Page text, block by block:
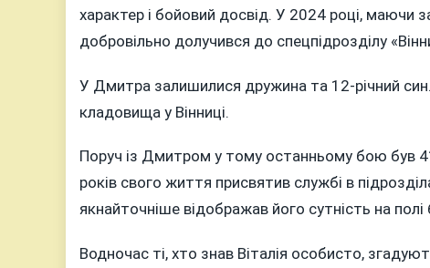
характер і бойовий досвід. У 2024 році,
добровільно долучився до спецпідрозділу
У Дмитра залишилися дружина та 12-річний
кладовища у Вінниці.
Поруч із Дмитром у тому останньому бою був
років свого життя присвятив службі в
якнайточніше відображав його сутність на
Водночас ті, хто знав Віталія особисто,